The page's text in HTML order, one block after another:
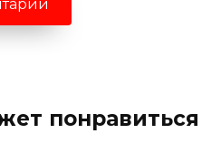
понравиться